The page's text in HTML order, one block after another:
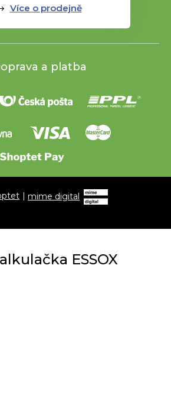
Více o prodejně
a platba
|mime digital
ESSOX